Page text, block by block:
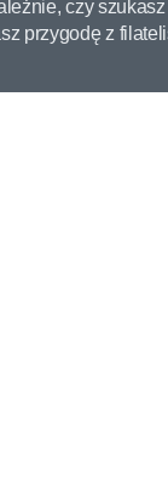
czy
przygodę z